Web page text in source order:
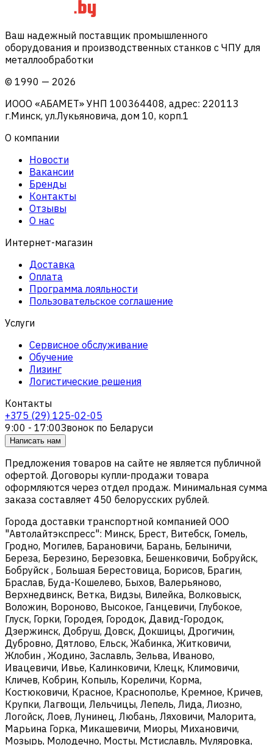
Ваш надежный поставщик промышленного
оборудования и производственных станков с ЧПУ для
металлообработки
© 1990 — 2026
ИООО «АБАМЕТ» УНП 100364408, адрес: 220113
г.Минск, ул.Лукьяновича, дом 10, корп.1
О компании
Новости
Вакансии
Бренды
Контакты
Отзывы
О нас
Интернет-магазин
Доставка
Оплата
Программа лояльности
Пользовательское соглашение
Услуги
Сервисное обслуживание
Обучение
Лизинг
Логистические решения
Контакты
+375 (29) 125-02-05
9:00 - 17:00Звонок по Беларуси
Написать нам
Предложения товаров на сайте не является публичной
офертой. Договоры купли-продажи товара
оформляются через отдел продаж. Минимальная сумма
заказа составляет 450 белорусских рублей.
Города доставки транспортной компанией ООО
"Автолайтэкспресс": Минск, Брест, Витебск, Гомель,
Гродно, Могилев, Барановичи, Барань, Белыничи,
Береза, Березино, Березовка, Бешенковичи, Бобруйск,
Бобруйск , Большая Берестовица, Борисов, Брагин,
Браслав, Буда-Кошелево, Быхов, Валерьяново,
Верхнедвинск, Ветка, Видзы, Вилейка, Волковыск,
Воложин, Вороново, Высокое, Ганцевичи, Глубокое,
Глуск, Горки, Городея, Городок, Давид-Городок,
Дзержинск, Добруш, Довск, Докшицы, Дрогичин,
Дубровно, Дятлово, Ельск, Жабинка, Житковичи,
Жлобин , Жодино, Заславль, Зельва, Иваново,
Ивацевичи, Ивье, Калинковичи, Клецк, Климовичи,
Кличев, Кобрин, Копыль, Кореличи, Корма,
Костюковичи, Красное, Краснополье, Кремное, Кричев,
Крупки, Лагвощи, Лельчицы, Лепель, Лида, Лиозно,
Логойск, Лоев, Лунинец, Любань, Ляховичи, Малорита,
Марьина Горка, Микашевичи, Миоры, Михановичи,
Мозырь, Молодечно, Мосты, Мстиславль, Муляровка,